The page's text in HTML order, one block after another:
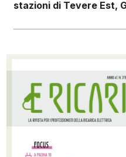
stazioni di Tevere Est,